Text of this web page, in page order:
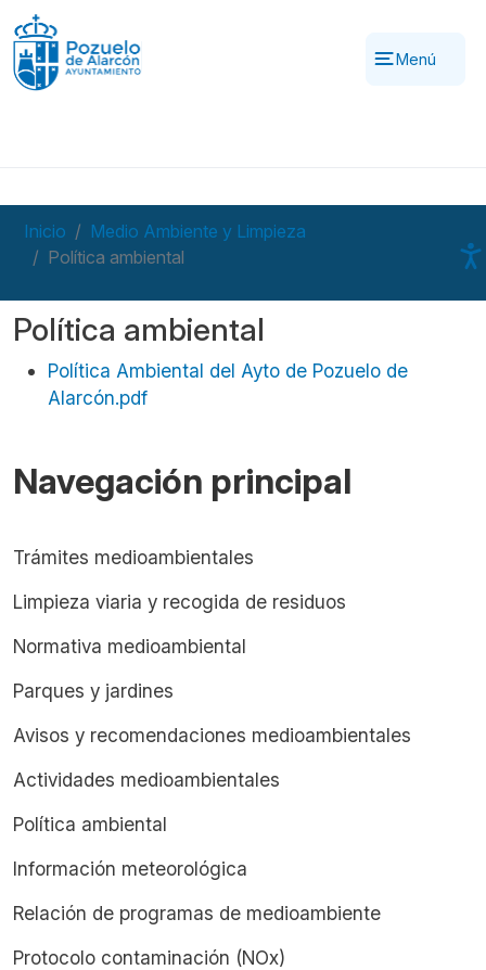
Pasar al contenido principal
Menú
Inicio
Medio Ambiente y Limpieza
Política ambiental
Navegación principal
Trámites medioambientales
Limpieza viaria y recogida de residuos
Normativa medioambiental
Parques y jardines
Avisos y recomendaciones medioambientales
Actividades medioambientales
Política ambiental
Información meteorológica
Relación de programas de medioambiente
Protocolo contaminación (NOx)
Política ambiental
Política Ambiental del Ayto de Pozuelo de
Alarcón.pdf